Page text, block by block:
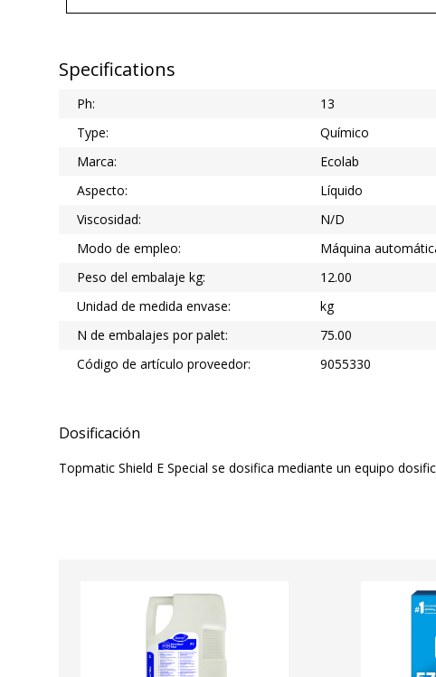
Specifications
Ph: 13
Type:
Químico
Marca:
Ecolab
Aspecto:
Líquido
Viscosidad:
N/D
Modo de empleo:
Máquina
Peso del embalaje kg:
12.00
Unidad de medida envase:
kg
N de embalajes por palet:
75.00
Código de artículo proveedor:
9055330
Dosificación
Topmatic Shield E Special se dosifica mediante un equipo